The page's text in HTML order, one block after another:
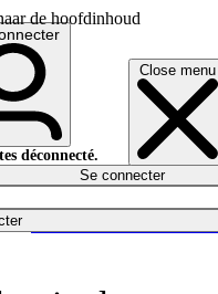
de hoofdinhoud
Close menu
déconnecté.
Se connecter